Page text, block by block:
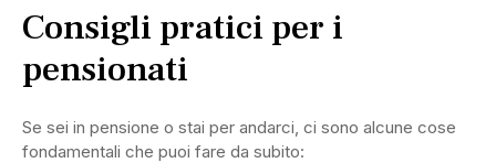
Consigli pratici per i
pensionati
Se sei in pensione o stai per andarci, ci sono alcune cose
fondamentali che puoi fare da subito: